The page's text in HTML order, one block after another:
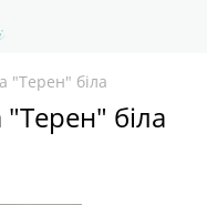
"Терен" біла
біла